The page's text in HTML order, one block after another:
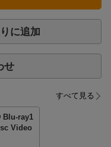
に追加
せ
すべて見る
Blu-ray1
Video